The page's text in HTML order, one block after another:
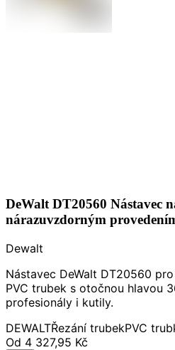
DeWalt DT20560 Nástavec
nárazuvzdorným
Dewalt
Nástavec DeWalt DT20560
PVC trubek s otočnou hlavou
profesionály i kutily.
DEWALTŘezání trubekPVC
Od 4 327,95 Kč